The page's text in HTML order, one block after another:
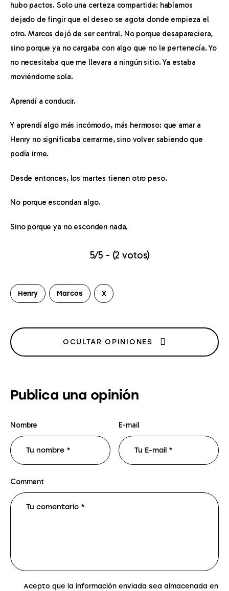
hubo pactos. Solo una certeza compartida: habíamos
dejado de fingir que el deseo se agota donde empieza el
otro. Marcos dejó de ser central. No porque desapareciera,
sino porque ya no cargaba con algo que no le pertenecía. Yo
no necesitaba que me llevara a ningún sitio. Ya estaba
moviéndome sola.
Aprendí a conducir.
Y aprendí algo más incómodo, más hermoso: que amar a
Henry no significaba cerrarme, sino volver sabiendo que
podía irme.
Desde entonces, los martes tienen otro peso.
No porque escondan algo.
Sino porque ya no esconden nada.
5/5 - (2 votos)
Henry Marcos X
OCULTAR OPINIONES
Publica una opinión
Nombre E-mail
Comment
Acepto que la información enviada sea almacenada en